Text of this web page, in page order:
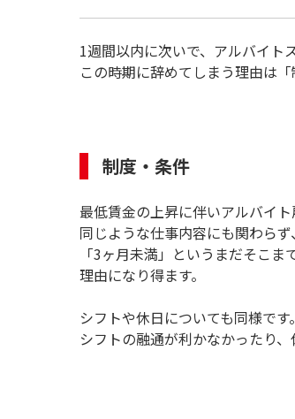
1週間以内に次いで、アルバイト
この時期に辞めてしまう理由は
制度・条件
最低賃金の上昇に伴いアルバイト
同じような仕事内容にも関わら
「3ヶ月未満」というまだそこ
理由になり得ます。
シフトや休日についても同様です。
シフトの融通が利かなかったり